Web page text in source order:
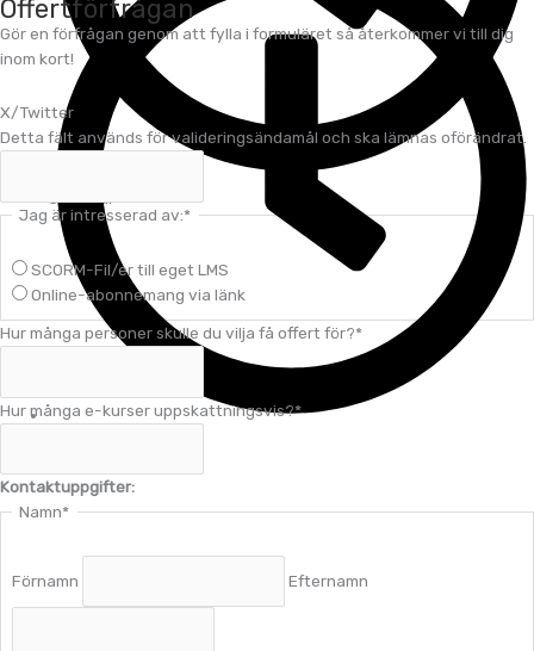
3 timmar
Offertförfrågan
Gör en förfrågan genom att fylla i formuläret så återkommer vi till dig
inom kort!
X/Twitter
Detta fält används för valideringsändamål och ska lämnas oförändrat.
Jag är intresserad av:*
SCORM-Fil/er till eget LMS
Online-abonnemang via länk
Hur många personer skulle du vilja få offert för?*
Hur många e-kurser uppskattningsvis?*
Kontaktuppgifter:
Namn*
Förnamn Efternamn